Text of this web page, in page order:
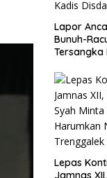
Lapor
Bunuh-
Tersangka
Oknum G
Utusan
Lepas
Jamnas